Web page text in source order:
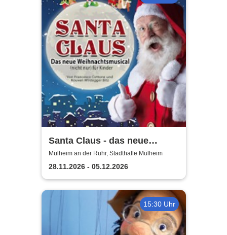
Santa Claus - das neue
Weihnachtsmusical (nicht
nur) für Kinder
Mülheim an der Ruhr, Stadthalle Mülheim
28.11.2026 - 05.12.2026
15:30 Uhr